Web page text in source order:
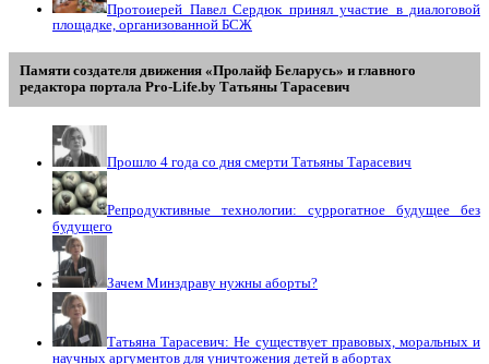
Протоиерей Павел Сердюк принял участие в диалоговой
площадке, организованной БСЖ
Памяти создателя движения «Пролайф Беларусь» и главного
редактора портала Pro-Life.by Tатьяны Tарасевич
Прошло 4 года со дня смерти Татьяны Тарасевич
Репродуктивные технологии: суррогатное будущее без
будущего
Зачем Минздраву нужны аборты?
Татьяна Тарасевич: Не существует правовых, моральных и
научных аргументов для уничтожения детей в абортах